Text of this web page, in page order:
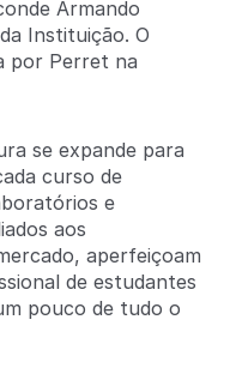
Armando
Instituição. O
por Perret na
se expande para
curso de
e
aos
aperfeiçoam
de estudantes
pouco de tudo o